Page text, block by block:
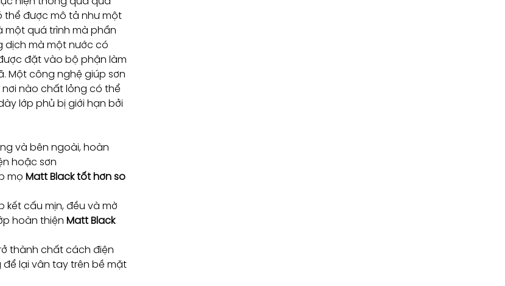
thể được mô tả như một
một quá trình mà phần
mà một nước có
đặt vào bộ phận làm
Một công nghệ giúp sơn
nào chất lỏng có thể
lớp phủ bị giới hạn bởi
và bên ngoài, hoàn
hoặc sơn
mọ Matt Black tốt hơn so
cấu mịn, đều và mờ
hoàn thiện Matt Black
thành chất cách điện
để lại vân tay trên bề mặt